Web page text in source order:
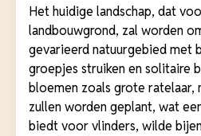
Het huidige landschap, dat
landbouwgrond, zal worden
gevarieerd natuurgebied met
groepjes struiken en solitaire
bloemen zoals grote ratelaar,
zullen worden geplant, wat
biedt voor vlinders, wilde